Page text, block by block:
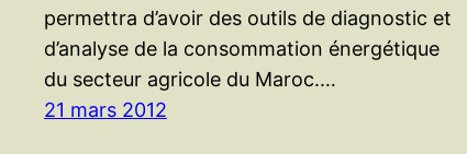
permettra d’avoir des outils de diagnostic et
d’analyse de la consommation énergétique
du secteur agricole du Maroc.…
21 mars 2012